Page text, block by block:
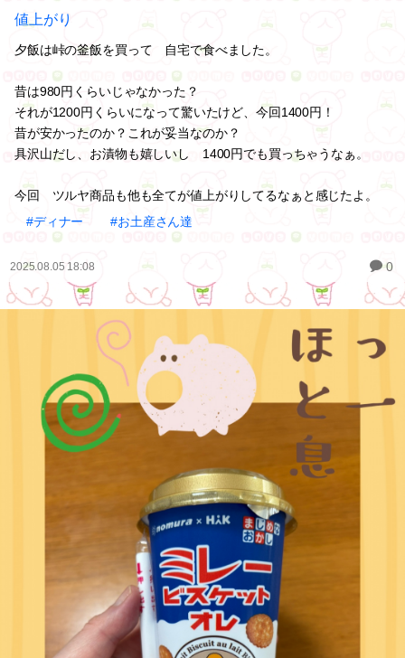
値上がり
夕飯は峠の釜飯を買って 自宅で食べました。
昔は980円くらいじゃなかった？
それが1200円くらいになって驚いたけど、今回1400円！
昔が安かったのか？これが妥当なのか？
具沢山だし、お漬物も嬉しいし 1400円でも買っちゃうなぁ。
今回 ツルヤ商品も他も全てが値上がりしてるなぁと感じたよ。
#ディナー
#お土産さん達
2025.08.05 18:08 0